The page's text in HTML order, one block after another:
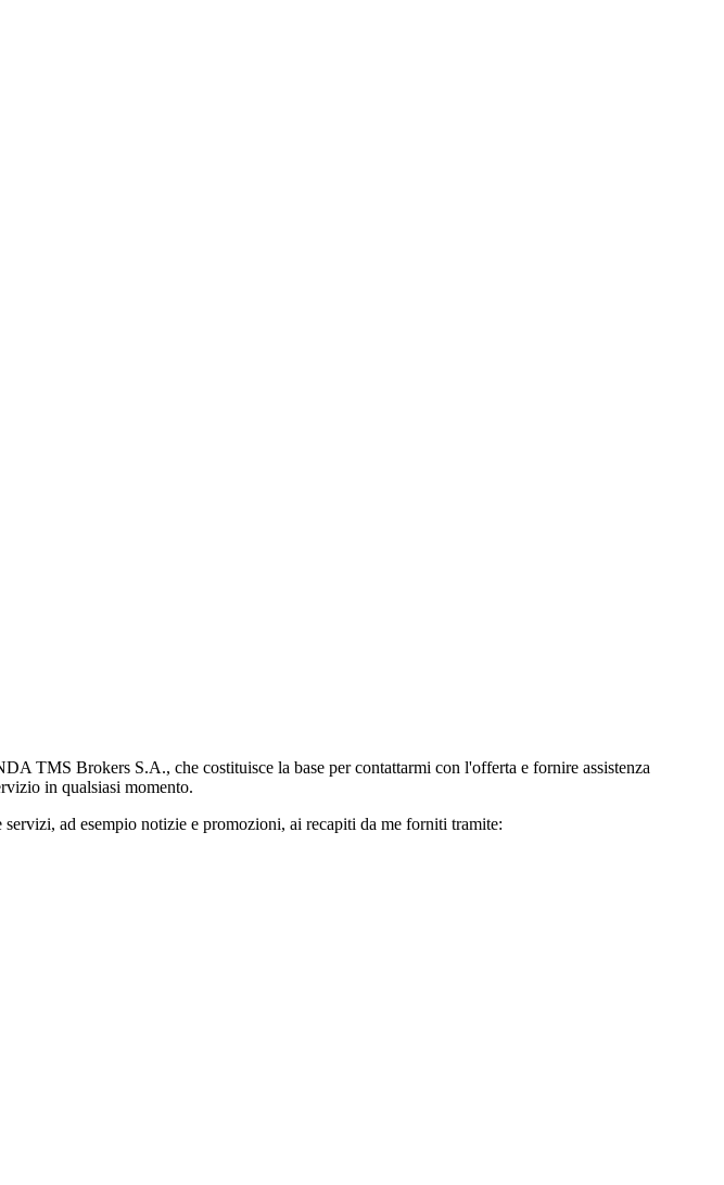
TMS Brokers S.A., che costituisce la base per contattarmi con l'offerta e fornire assistenza
in qualsiasi momento.
ad esempio notizie e promozioni, ai recapiti da me forniti tramite: